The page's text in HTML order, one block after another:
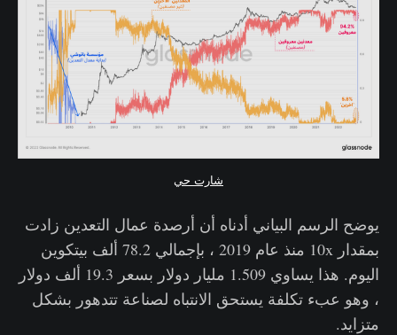
شارت حي
يوضح الرسم البياني أدناه أن أرصدة عمال التعدين زادت
بمقدار 10x منذ عام 2019 ، بإجمالي 78.2 ألف بيتكوين
اليوم. هذا يساوي 1.509 مليار دولار بسعر 19.3 ألف دولار
، وهو عبء تكلفة يستحق الانتباه لصناعة تتدهور بشكل
متزايد.